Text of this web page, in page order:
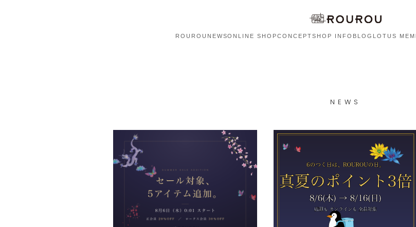
ROUROU NEWSONLINE SHOPCONCEPTSHOP INFO BLOG LOTUS
NEWS